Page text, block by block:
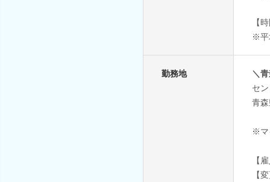
【
※平
勤務地
＼
セ
青
※マ
【
【